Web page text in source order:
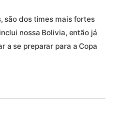
são dos times mais fortes
nossa Bolivia, então já
a se preparar para a Copa